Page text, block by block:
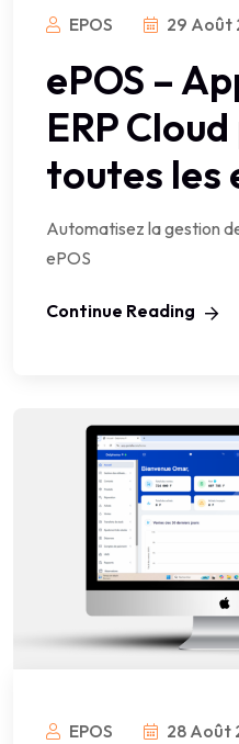
EPOS 29 Août
ePOS –
ERP
toutes les
Automatisez la gestion
ePOS
Continue Reading
EPOS 28 Août